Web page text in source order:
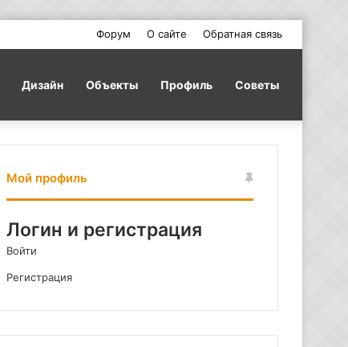
Форум О сайте Обратная связь
Дизайн Объекты Профиль Советы
Мой профиль
Логин и регистрация
Войти
Регистрация